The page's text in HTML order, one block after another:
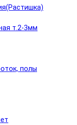
т.2-3мм
полы